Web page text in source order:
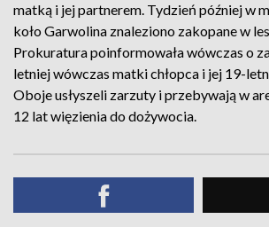
matką i jej partnerem. Tydzień później w
koło Garwolina znaleziono zakopane w
Prokuratura poinformowała wówczas o
letniej wówczas matki chłopca i jej 19-
Oboje usłyszeli zarzuty i przebywają w
12 lat więzienia do dożywocia.